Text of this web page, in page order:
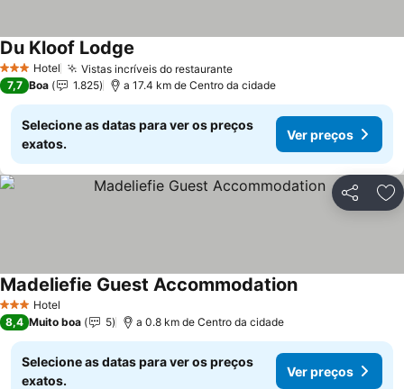
3 EstrelasHotel Vistas incríveis do restauranteVer preços
Du Kloof Lodge
7,7 Boa 1.825 a 17.4 km de Centro da cidade
Selecione as datas para ver os preços
exatos.
Ver preços
Partilhar
3 EstrelasHotel
Madeliefie Guest AccommodationVer preços
8,4 Muito boa 5 a 0.8 km de Centro da cidade
Selecione as datas para ver os preços
exatos.
Ver preços